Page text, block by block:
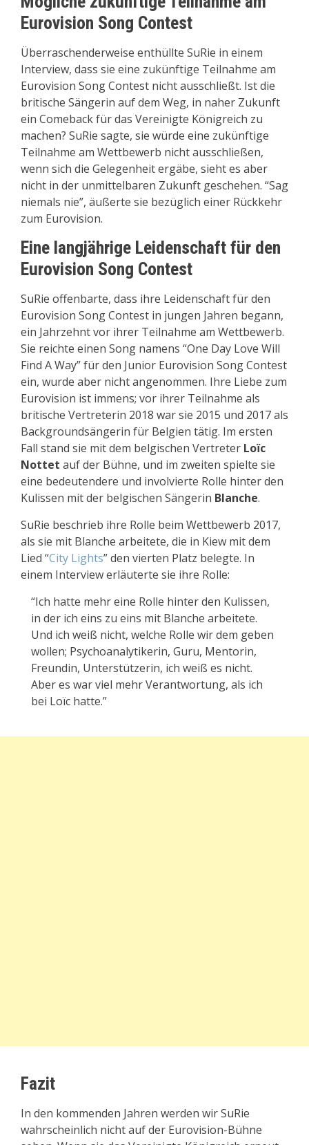
Eurovision Song Contest
Überraschenderweise enthüllte SuRie in einem
Interview, dass sie eine zukünftige Teilnahme am
Eurovision Song Contest nicht ausschließt. Ist die
britische Sängerin auf dem Weg, in naher Zukunft
ein Comeback für das Vereinigte Königreich zu
machen? SuRie sagte, sie würde eine zukünftige
Teilnahme am Wettbewerb nicht ausschließen,
wenn sich die Gelegenheit ergäbe, sieht es aber
nicht in der unmittelbaren Zukunft geschehen. “Sag
niemals nie”, äußerte sie bezüglich einer Rückkehr
zum Eurovision.
Eine langjährige Leidenschaft für den
Eurovision Song Contest
SuRie offenbarte, dass ihre Leidenschaft für den
Eurovision Song Contest in jungen Jahren begann,
ein Jahrzehnt vor ihrer Teilnahme am Wettbewerb.
Sie reichte einen Song namens “One Day Love Will
Find A Way” für den Junior Eurovision Song Contest
ein, wurde aber nicht angenommen. Ihre Liebe zum
Eurovision ist immens; vor ihrer Teilnahme als
britische Vertreterin 2018 war sie 2015 und 2017 als
Backgroundsängerin für Belgien tätig. Im ersten
Fall stand sie mit dem belgischen Vertreter Loïc
Nottet auf der Bühne, und im zweiten spielte sie
eine bedeutendere und involvierte Rolle hinter den
Kulissen mit der belgischen Sängerin Blanche.
SuRie beschrieb ihre Rolle beim Wettbewerb 2017,
als sie mit Blanche arbeitete, die in Kiew mit dem
Lied “City Lights” den vierten Platz belegte. In
einem Interview erläuterte sie ihre Rolle:
“Ich hatte mehr eine Rolle hinter den Kulissen,
in der ich eins zu eins mit Blanche arbeitete.
Und ich weiß nicht, welche Rolle wir dem geben
wollen; Psychoanalytikerin, Guru, Mentorin,
Freundin, Unterstützerin, ich weiß es nicht.
Aber es war viel mehr Verantwortung, als ich
bei Loïc hatte.”
Fazit
In den kommenden Jahren werden wir SuRie
wahrscheinlich nicht auf der Eurovision-Bühne